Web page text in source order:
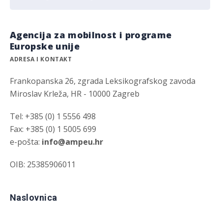
Agencija za mobilnost i programe
Europske unije
ADRESA I KONTAKT
Frankopanska 26, zgrada Leksikografskog zavoda
Miroslav Krleža, HR - 10000 Zagreb
Tel: +385 (0) 1 5556 498
Fax: +385 (0) 1 5005 699
e-pošta: info@ampeu.hr
OIB: 25385906011
Naslovnica